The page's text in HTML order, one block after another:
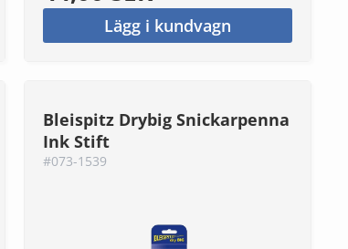
Lägg i kundvagn
Bleispitz Drybig Snickarpenna
Ink Stift
#073-1539